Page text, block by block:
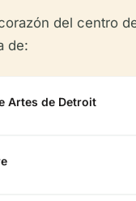
del centro
de:
Artes de Detroit